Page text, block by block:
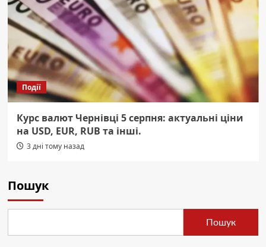
Події
Курс валют Чернівці 5 серпня: актуальні ціни
на USD, EUR, RUB та інші.
3 дні тому назад
Пошук
Пошук